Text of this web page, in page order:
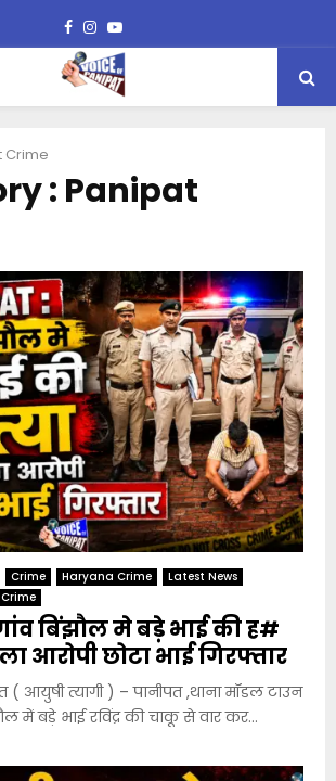
Facebook
Instagram
Youtube
Crime
: Panipat
Crime Haryana Crime
Latest News
बिंझौल मे बड़े भाई की ह#
आरोपी छोटा भाई गिरफ्तार
आयुषी त्यागी ) – पानीपत ,थाना मॉडल टाउन
में बड़े भाई रविंद्र की चाकू से वार कर...